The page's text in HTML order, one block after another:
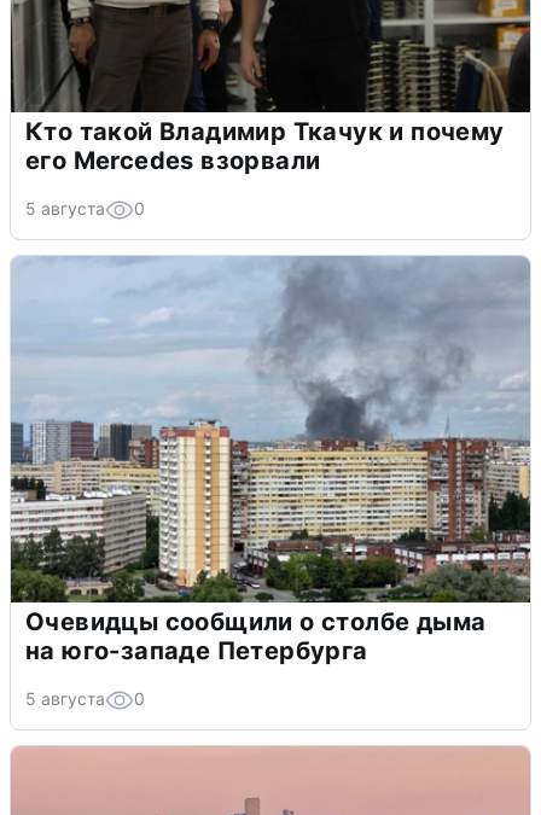
Кто такой Владимир Ткачук и почему
его Mercedes взорвали
5 августа 0
Очевидцы сообщили о столбе дыма
на юго-западе Петербурга
5 августа 0